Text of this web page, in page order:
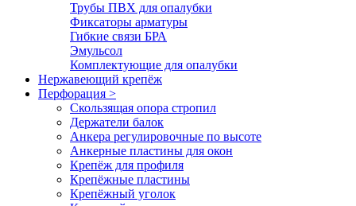
Трубы ПВХ для опалубки
Фиксаторы арматуры
Гибкие связи БРА
Эмульсол
Комплектующие для опалубки
Нержавеющий крепёж
Перфорация >
Скользящая опора стропил
Держатели балок
Анкера регулировочные по высоте
Анкерные пластины для окон
Крепёж для профиля
Крепёжные пластины
Крепёжный уголок